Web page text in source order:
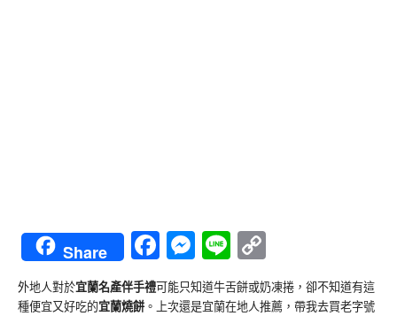
Share Facebook
Messenger
Line
Link
外地人對於宜蘭名產伴手禮可能只知道牛舌餅或奶凍捲，卻不知道有這
種便宜又好吃的宜蘭燒餅。上次還是宜蘭在地人推薦，帶我去買老字號